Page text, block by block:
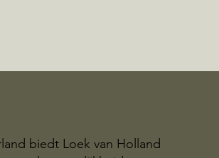
biedt Loek van Holland